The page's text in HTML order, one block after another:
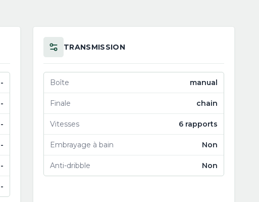
-
-
-
-
-
-
TRANSMISSION
Boîte manual
Finale chain
Vitesses 6 rapports
Embrayage à bain Non
Anti-dribble Non